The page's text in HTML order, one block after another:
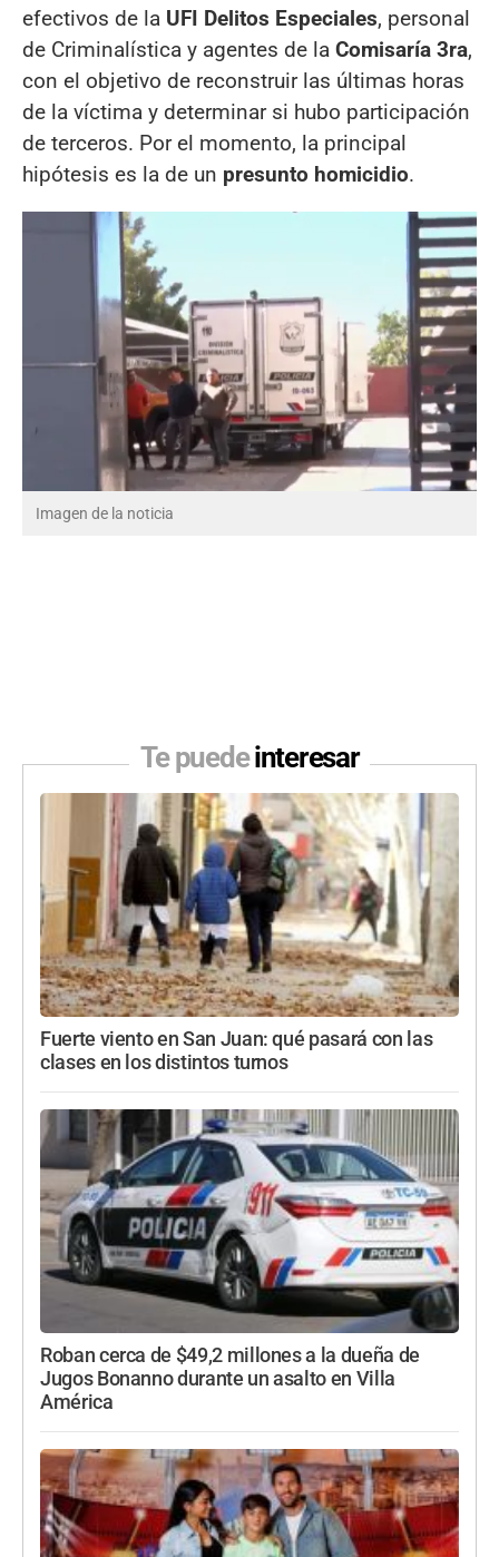
efectivos de la UFI Delitos Especiales, personal
de Criminalística y agentes de la Comisaría 3ra,
con el objetivo de reconstruir las últimas horas
de la víctima y determinar si hubo participación
de terceros. Por el momento, la principal
hipótesis es la de un presunto homicidio.
Imagen de la noticia
Te puedeinteresar
Fuerte viento en San Juan: qué pasará con las
clases en los distintos turnos
Roban cerca de $49,2 millones a la dueña de
Jugos Bonanno durante un asalto en Villa
América